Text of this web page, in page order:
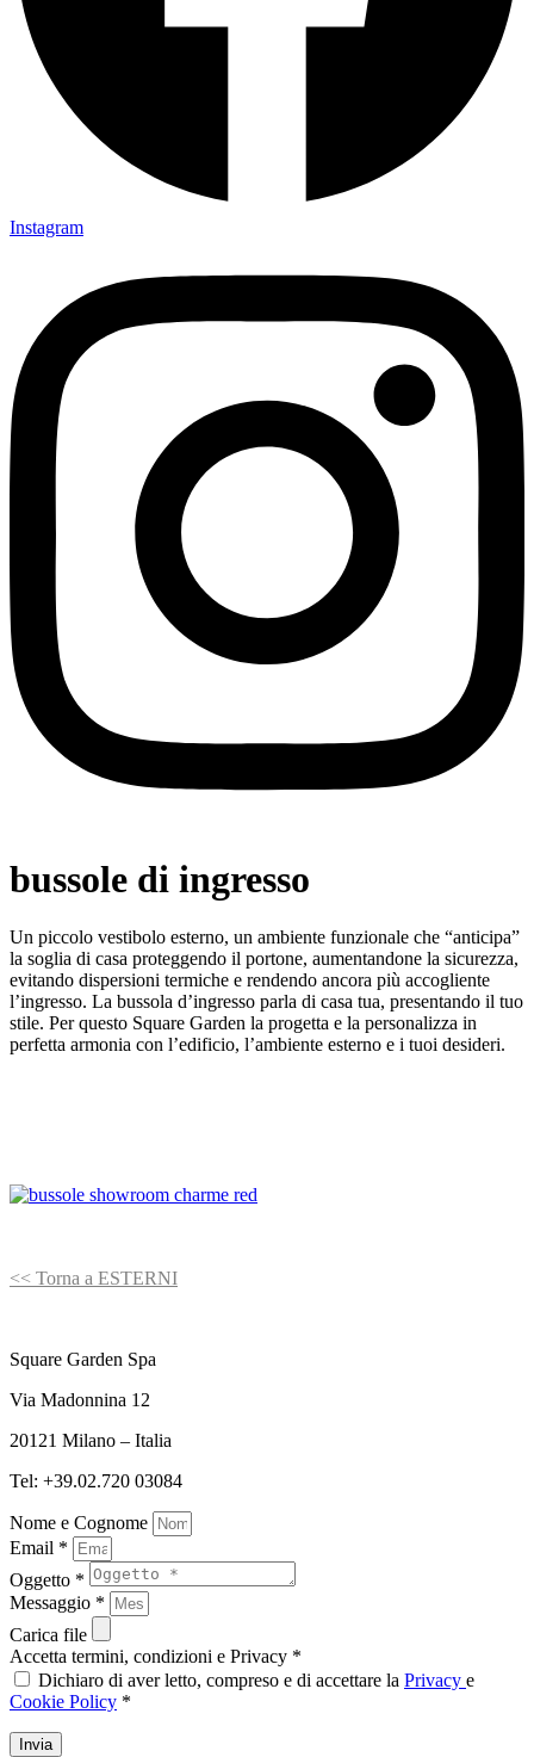
Instagram
bussole di ingresso
Un piccolo vestibolo esterno, un ambiente funzionale che “anticipa”
la soglia di casa proteggendo il portone, aumentandone la sicurezza,
evitando dispersioni termiche e rendendo ancora più accogliente
l’ingresso. La bussola d’ingresso parla di casa tua, presentando il tuo
stile. Per questo Square Garden la progetta e la personalizza in
perfetta armonia con l’edificio, l’ambiente esterno e i tuoi desideri.
<< Torna a ESTERNI
Square Garden Spa
Via Madonnina 12
20121 Milano – Italia
Tel: +39.02.720 03084
Nome e Cognome
Email *
Oggetto *
Messaggio *
Carica file
Accetta termini, condizioni e Privacy *
Dichiaro di aver letto, compreso e di accettare la Privacy e
Cookie Policy *
Invia